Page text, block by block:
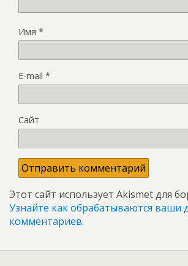
Имя *
E-mail *
Сайт
Этот сайт использует Akismet для
Узнайте как обрабатываются ваши
комментариев.